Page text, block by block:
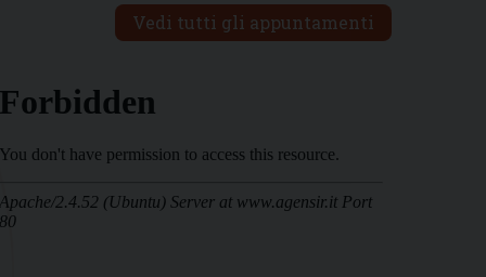
Vedi tutti gli appuntamenti